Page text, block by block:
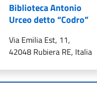
Biblioteca Antonio
Urceo detto “Codro”
Via Emilia Est, 11,
42048 Rubiera RE, Italia